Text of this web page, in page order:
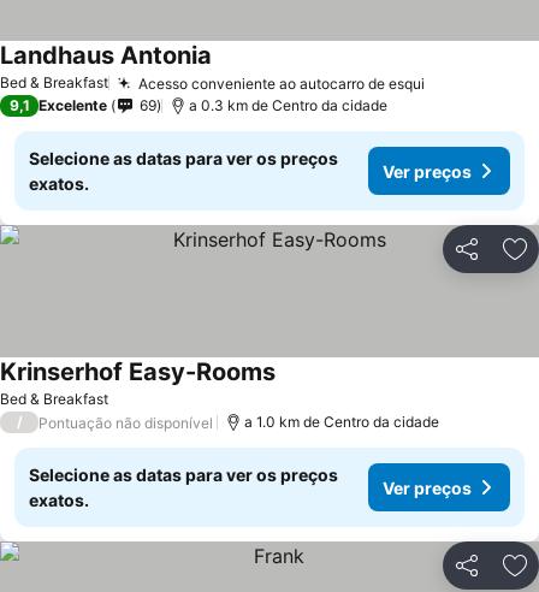
Bed & Breakfast Acesso conveniente ao autocarro de esqui
Landhaus Antonia
9,1 Excelente 69 a 0.3 km de Centro da cidade
Selecione as datas para ver os preços
exatos.
Ver preços
Partilhar
Bed & Breakfast
Krinserhof Easy-Rooms
/ Pontuação não disponível a 1.0 km de Centro da cidade
Selecione as datas para ver os preços
exatos.
Ver preços
Partilhar